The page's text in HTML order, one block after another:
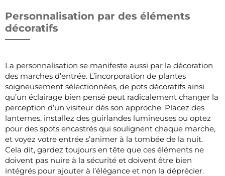
Personnalisation par des éléments
décoratifs
La personnalisation se manifeste aussi par la décoration
des marches d’entrée. L’incorporation de plantes
soigneusement sélectionnées, de pots décoratifs ainsi
qu’un éclairage bien pensé peut radicalement changer la
perception d’un visiteur dès son approche. Placez des
lanternes, installez des guirlandes lumineuses ou optez
pour des spots encastrés qui soulignent chaque marche,
et voyez votre entrée s’animer à la tombée de la nuit.
Cela dit, gardez toujours en tête que ces éléments ne
doivent pas nuire à la sécurité et doivent être bien
intégrés pour ajouter à l’élégance et non la déprécier.